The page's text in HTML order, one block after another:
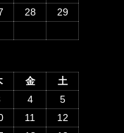
28
29
金
土
4
5
11
12